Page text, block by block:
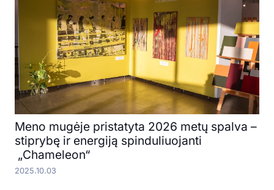
Meno mugėje pristatyta 2026 metų spalva –
stiprybę ir energiją spinduliuojanti
„Chameleon“
2025.10.03